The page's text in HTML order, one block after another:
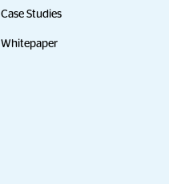
Case Studies
Whitepaper